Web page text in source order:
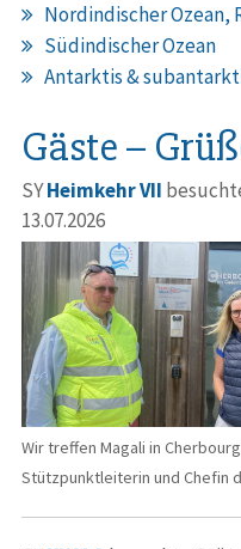
Nordindischer Ozean,
Südindischer Ozean
Antarktis &
Gäste –
SYHeimkehr VII
13.07.2026
Wir treffen Magali in
Stützpunktleiterin und Chefin